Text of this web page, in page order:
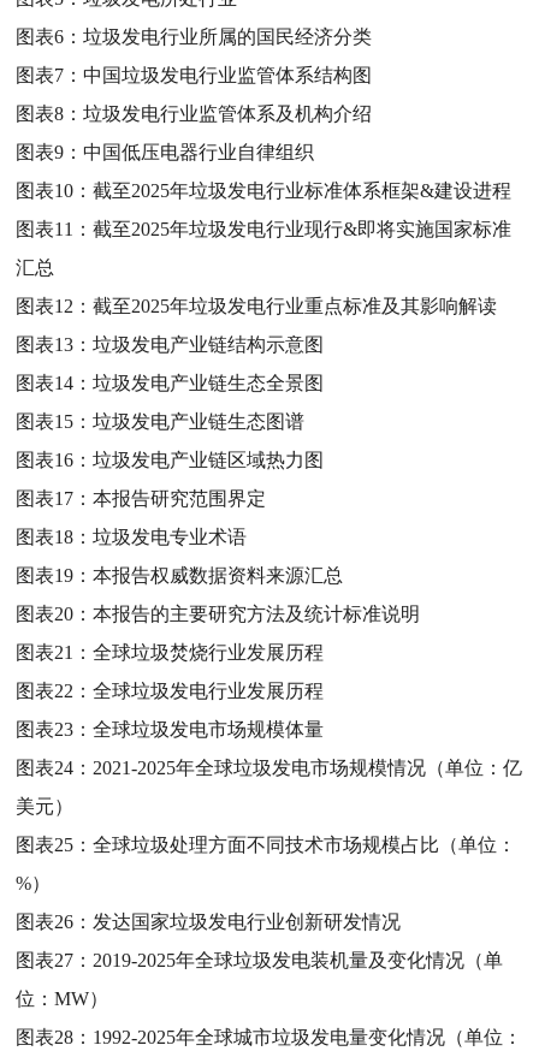
图表6：垃圾发电行业所属的国民经济分类
图表7：中国垃圾发电行业监管体系结构图
图表8：垃圾发电行业监管体系及机构介绍
图表9：中国低压电器行业自律组织
图表10：截至2025年垃圾发电行业标准体系框架&建设进程
图表11：截至2025年垃圾发电行业现行&即将实施国家标准
汇总
图表12：截至2025年垃圾发电行业重点标准及其影响解读
图表13：垃圾发电产业链结构示意图
图表14：垃圾发电产业链生态全景图
图表15：垃圾发电产业链生态图谱
图表16：垃圾发电产业链区域热力图
图表17：本报告研究范围界定
图表18：垃圾发电专业术语
图表19：本报告权威数据资料来源汇总
图表20：本报告的主要研究方法及统计标准说明
图表21：全球垃圾焚烧行业发展历程
图表22：全球垃圾发电行业发展历程
图表23：全球垃圾发电市场规模体量
图表24： 2021-2025年全球垃圾发电市场规模情况（单位：亿
美元）
图表25：全球垃圾处理方面不同技术市场规模占比（单位：
%）
图表26： 发达国家垃圾发电行业创新研发情况
图表27： 2019-2025年全球垃圾发电装机量及变化情况（单
位：MW）
图表28： 1992-2025年全球城市垃圾发电量变化情况（单位：